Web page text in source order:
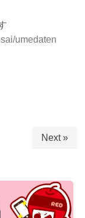
umedaten
Next »